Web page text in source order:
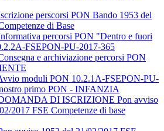
perscorsi PON Bando 1953 del
di Base
percorsi PON "Dentro e fuori
FSEPON-PU-2017-365
e archiviazione percorsi PON
moduli PON 10.2.1A-FSEPON-PU-
primo PON - INFANZIA
DI ISCRIZIONE Pon avviso
2017 FSE Competenze di base